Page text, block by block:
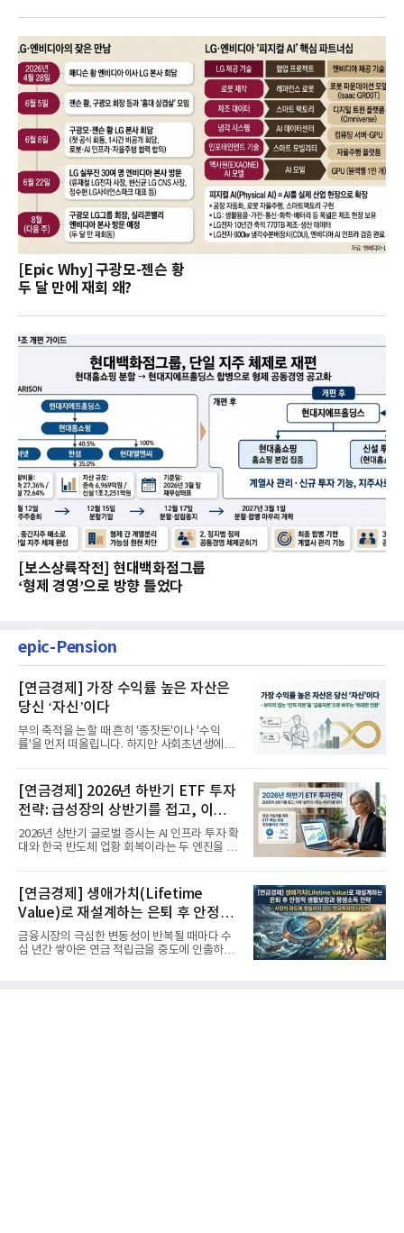
[Epic Why] 구광모-젠슨 황
두 달 만에 재회 왜?
[보스상륙작전] 현대백화점그룹
‘형제 경영’으로 방향 틀었다
epic-Pension
[연금경제] 가장 수익률 높은 자산은
당신 ‘자신’이다
부의 축적을 논할 때 흔히 '종잣돈'이나 '수익
률'을 먼저 떠올립니다. 하지만 사회초년생에게
[연금경제] 2026년 하반기 ETF 투자
전략: 급성장의 상반기를 접고, 이제
'실적'이 가르는 하반기를 맞다
2026년 상반기 글로벌 증시는 AI 인프라 투자 확
대와 한국 반도체 업황 회복이라는 두 엔진을 달
[연금경제] 생애가치(Lifetime
Value)로 재설계하는 은퇴 후 안정적
생활보장과 평생소득 전략
금융시장의 극심한 변동성이 반복될 때마다 수
십 년간 쌓아온 연금 적립금을 중도에 인출하거